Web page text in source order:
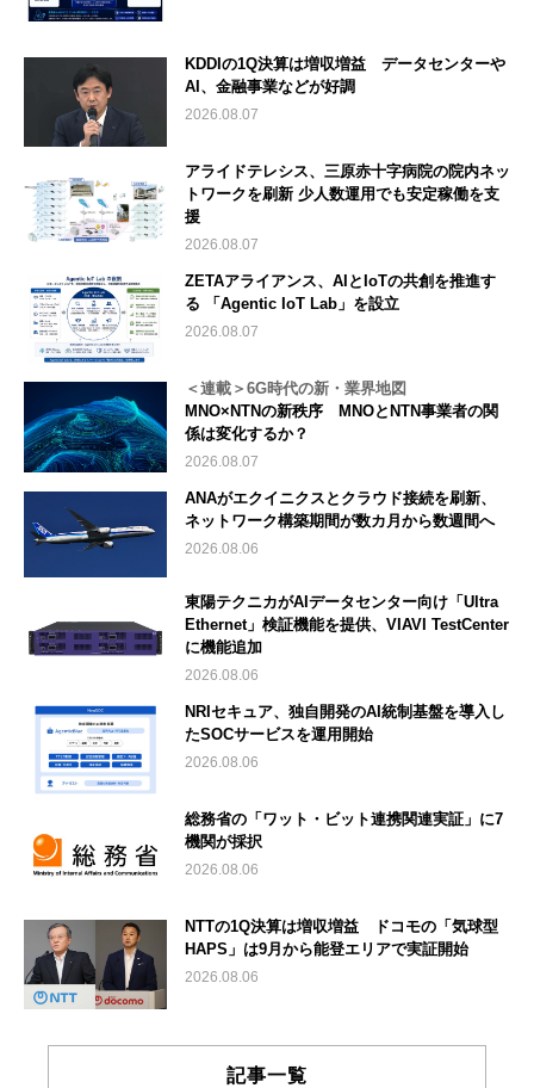
KDDIの1Q決算は増収増益 データセンターや
AI、金融事業などが好調
2026.08.07
アライドテレシス、三原赤十字病院の院内ネッ
トワークを刷新 少人数運用でも安定稼働を支
援
2026.08.07
ZETAアライアンス、AIとIoTの共創を推進す
る 「Agentic IoT Lab」を設立
2026.08.07
＜連載＞6G時代の新・業界地図
MNO×NTNの新秩序 MNOとNTN事業者の関
係は変化するか？
2026.08.07
ANAがエクイニクスとクラウド接続を刷新、
ネットワーク構築期間が数カ月から数週間へ
2026.08.06
東陽テクニカがAIデータセンター向け「Ultra
Ethernet」検証機能を提供、VIAVI TestCenter
に機能追加
2026.08.06
NRIセキュア、独自開発のAI統制基盤を導入し
たSOCサービスを運用開始
2026.08.06
総務省の「ワット・ビット連携関連実証」に7
機関が採択
2026.08.06
NTTの1Q決算は増収増益 ドコモの「気球型
HAPS」は9月から能登エリアで実証開始
2026.08.06
記事一覧